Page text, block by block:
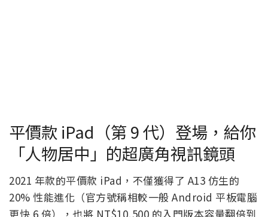
平價款 iPad（第 9 代）登場，給你
「人物居中」的超廣角視訊鏡頭
2021 年款的平價款 iPad，不僅獲得了 A13 仿生的
20% 性能進化（官方號稱相較一般 Android 平板電腦
更快 6 倍），也將 NT$10,500 的入門版本容量翻倍到